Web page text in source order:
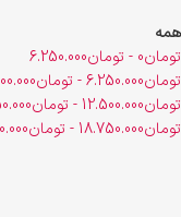
همه
تومان0
- تومان6.250.000
تومان6.250.000
- تومان
تومان12.500.000
- تومان
تومان18.750.000
- تومان